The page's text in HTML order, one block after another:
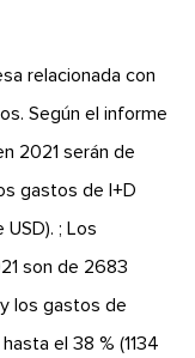
relacionada con
Según el informe
2021 serán de
gastos de I+D
; Los
son de 2683
los gastos de
el 38 % (1134